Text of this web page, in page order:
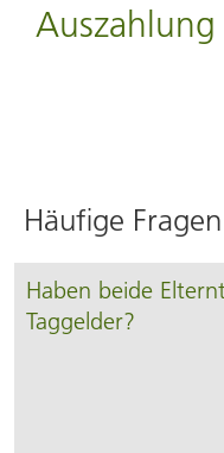
Auszahlung
Häufige Fragen
Haben beide
Taggelder?